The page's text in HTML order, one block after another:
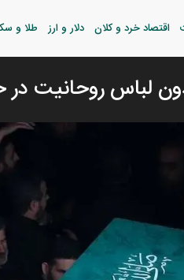
اقتصاد خرد و کلان دلار و ارز طلا و
لباس روحانیت